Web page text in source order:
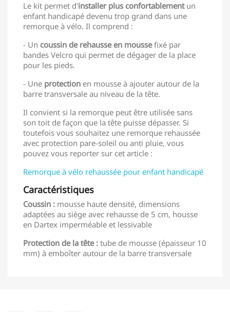
Le kit permet d'installer plus confortablementun
enfant handicapé devenu trop grand dans une
remorque à vélo. Il comprend :
- Un coussin de rehausse en moussefixé par
bandes Velcro qui permet de dégager de la place
pour les pieds.
- Une protection en mousse à ajouter autour de la
barre transversale au niveau de la tête.
Il convient si la remorque peut être utilisée sans
son toit de façon que la tête puisse dépasser. Si
toutefois vous souhaitez une remorque rehaussée
avec protection pare-soleil ou anti pluie, vous
pouvez vous reporter sur cet article :
Remorque à vélo rehaussée pour enfant handicapé
Caractéristiques
Coussin : mousse haute densité, dimensions
adaptées au siège avec rehausse de 5 cm, housse
en Dartex imperméable et lessivable
Protection de la tête : tube de mousse (épaisseur 10
mm) à emboîter autour de la barre transversale